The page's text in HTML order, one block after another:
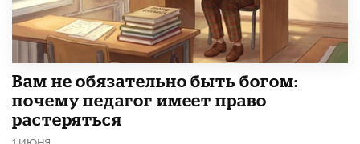
​Вам не обязательно быть богом:
почему педагог имеет право
растеряться
1 ИЮНЯ